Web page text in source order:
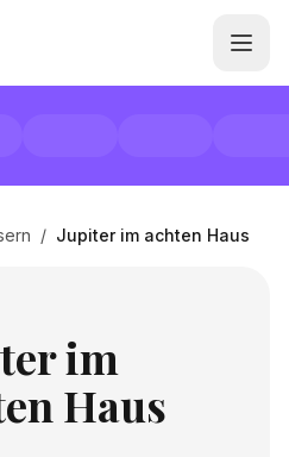
/ Jupiter im achten Haus
im
Haus